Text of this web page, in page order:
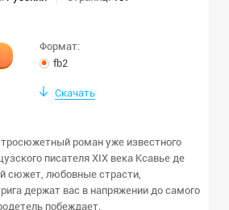
Формат:
fb2
Скачать
роман уже известного
писателя XIX века Ксавье де
сюжет, любовные страсти,
держат вас в напряжении до самого
побеждает.